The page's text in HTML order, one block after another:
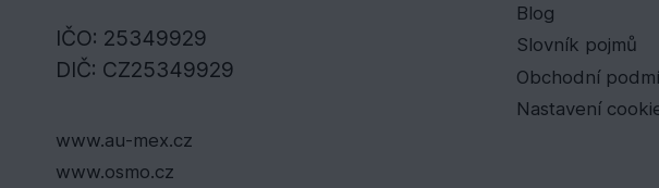
IČO: 25349929
DIČ: CZ25349929
www.au-mex.cz
www.osmo.cz
Blog
Slovník pojmů
Obchodní
Nastavení